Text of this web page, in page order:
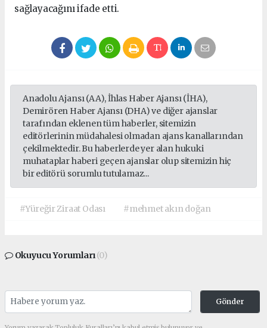
sağlayacağını ifade etti.
Anadolu Ajansı (AA), İhlas Haber Ajansı (İHA),
Demirören Haber Ajansı (DHA) ve diğer ajanslar
tarafından eklenen tüm haberler, sitemizin
editörlerinin müdahalesi olmadan ajans kanallarından
çekilmektedir. Bu haberlerde yer alan hukuki
muhataplar haberi geçen ajanslar olup sitemizin hiç
bir editörü sorumlu tutulamaz...
#Yüreğir Ziraat Odası #mehmet akın doğan
Okuyucu Yorumları(0)
Gönder